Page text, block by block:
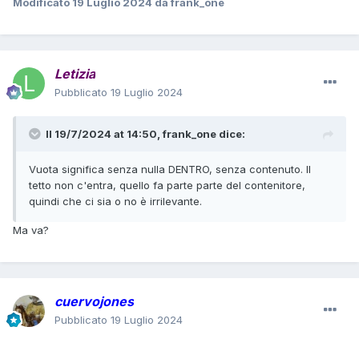
Modificato 19 Luglio 2024 da frank_one
Letizia
Pubblicato 19 Luglio 2024
Il 19/7/2024 at 14:50,frank_one dice:
Vuota significa senza nulla DENTRO, senza contenuto. Il
tetto non c'entra, quello fa parte parte del contenitore,
quindi che ci sia o no è irrilevante.
Ma va?
cuervojones
Pubblicato 19 Luglio 2024